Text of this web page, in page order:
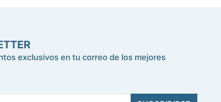
exclusivos en tu correo de los mejores